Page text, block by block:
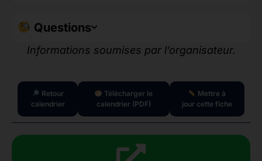
Questions
Informations soumises par l’organisateur.
Retour
calendrier
Télécharger le
calendrier (PDF)
Mettre à
jour cette fiche